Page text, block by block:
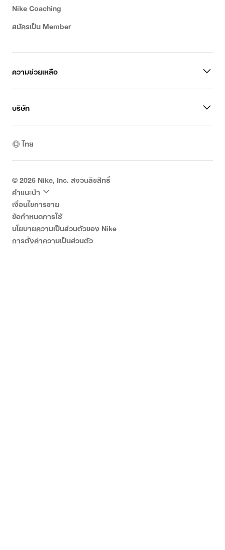
Nike Coaching
สมัครเป็น Member
ความช่วยเหลือ
บริษัท
ไทย
©2026Nike, Inc. สงวนลิขสิทธิ์
คำแนะนำ
เงื่อนไขการขาย
ข้อกำหนดการใช้
นโยบายความเป็นส่วนตัวของ Nike
การตั้งค่าความเป็นส่วนตัว